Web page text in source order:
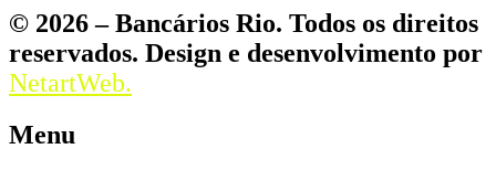
© 2026 – Bancários Rio. Todos os direitos
reservados. Design e desenvolvimento por
NetartWeb.
Menu